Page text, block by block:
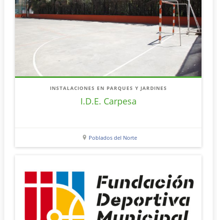
INSTALACIONES EN PARQUES Y JARDINES
I.D.E. Carpesa
Poblados del Norte